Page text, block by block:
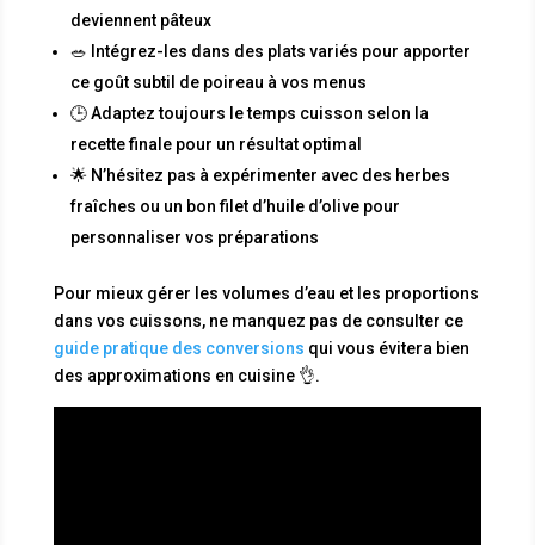
deviennent pâteux
🥗 Intégrez-les dans des plats variés pour apporter
ce goût subtil de poireau à vos menus
🕒 Adaptez toujours le temps cuisson selon la
recette finale pour un résultat optimal
🌟 N’hésitez pas à expérimenter avec des herbes
fraîches ou un bon filet d’huile d’olive pour
personnaliser vos préparations
Pour mieux gérer les volumes d’eau et les proportions
dans vos cuissons, ne manquez pas de consulter ce
guide pratique des conversions qui vous évitera bien
des approximations en cuisine 👌.